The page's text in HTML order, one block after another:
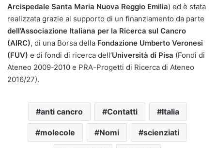
Arcispedale Santa Maria Nuova Reggio Emilia) ed è stata
realizzata grazie al supporto di un finanziamento da parte
dell’Associazione Italiana per la Ricerca sul Cancro
(AIRC), di una Borsa della Fondazione Umberto Veronesi
(FUV) e di fondi di ricerca dell’Università di Pisa (Fondi di
Ateneo 2009-2010 e PRA-Progetti di Ricerca di Ateneo
2016/27).
anti cancro Contatti Italia
molecole Nomi scienziati